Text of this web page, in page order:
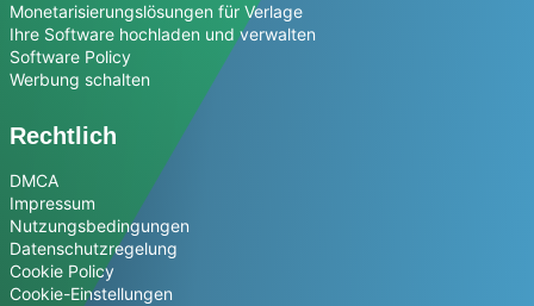
Monetarisierungslösungen für Verlage
Ihre Software hochladen und verwalten
Software Policy
Werbung schalten
Rechtlich
DMCA
Impressum
Nutzungsbedingungen
Datenschutzregelung
Cookie Policy
Cookie-Einstellungen